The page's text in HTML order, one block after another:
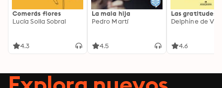
Comerás flores
Lucía Solla Sobral
4.3
La mala hija
Pedro Martí
4.5
Las gratitudes
Delphine de
4.6